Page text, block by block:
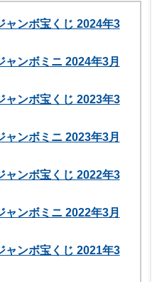
ャンボ宝くじ 2024年3
ンボミニ 2024年3月
ャンボ宝くじ 2023年3
ンボミニ 2023年3月
ャンボ宝くじ 2022年3
ンボミニ 2022年3月
ャンボ宝くじ 2021年3